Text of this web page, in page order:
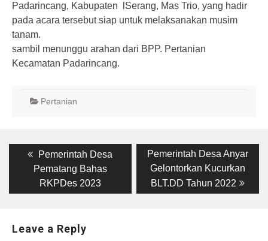
Padarincang, Kabupaten lSerang, Mas Trio, yang hadir
pada acara tersebut siap untuk melaksanakan musim
tanam.
sambil menunggu arahan dari BPP. Pertanian
Kecamatan Padarincang.
Pertanian
Post
navigation
Previous
post:
Pemerintah Desa
Pematang Bahas
RKPDes 2023
Next
post:
Pemerintah Desa Anyar
Gelontorkan Kucurkan
BLT.DD Tahun 2022
Leave a Reply